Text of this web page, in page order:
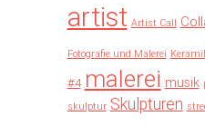
artist Artist Call
Fotografie und Malerei
#4 malerei musik
skulptur Skulpturen